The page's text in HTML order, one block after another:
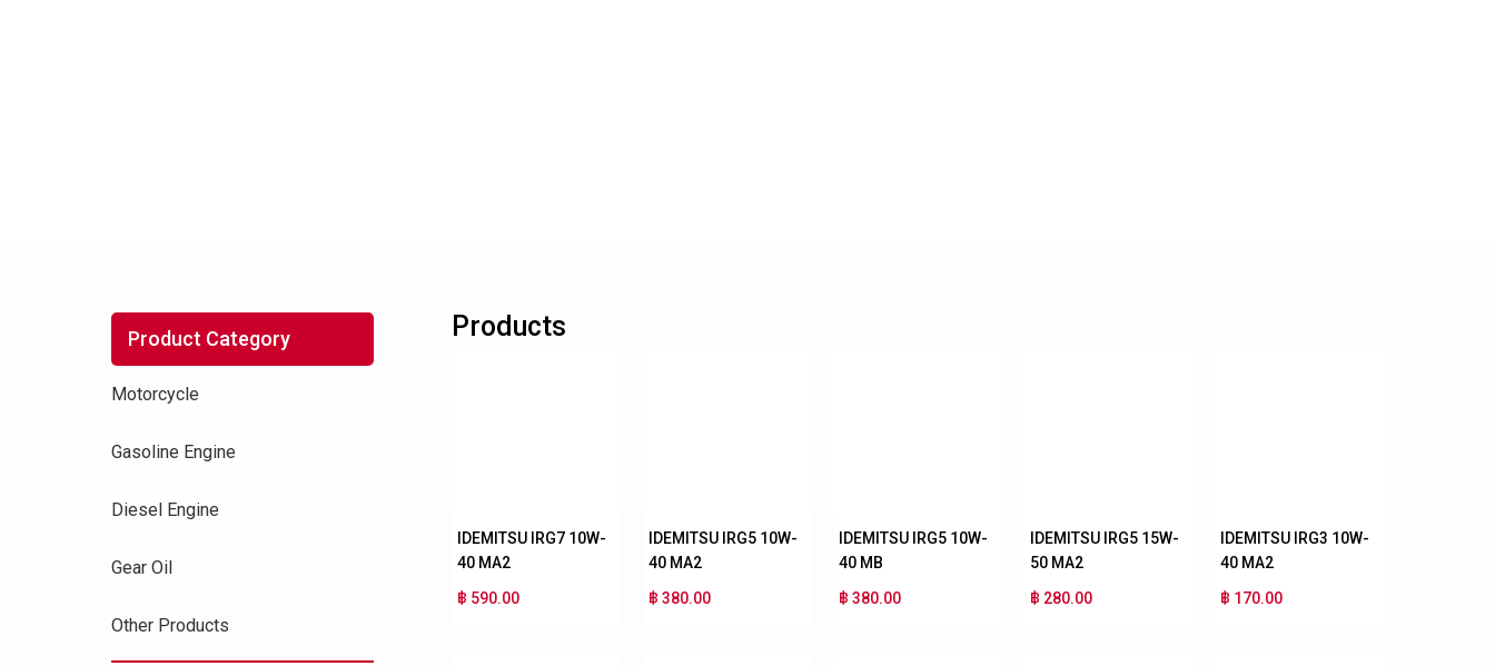
Product Category
Motorcycle
Gasoline Engine
Diesel Engine
Gear Oil
Other Products
Products
IDEMITSU IRG7 10W-
40 MA2
฿ 590.00
IDEMITSU IRG5 10W-
40 MA2
฿ 380.00
IDEMITSU IRG5 10W-
40 MB
฿ 380.00
IDEMITSU IRG5 15W-
50 MA2
฿ 280.00
IDEMITSU IRG3 10W-
40 MA2
฿ 170.00